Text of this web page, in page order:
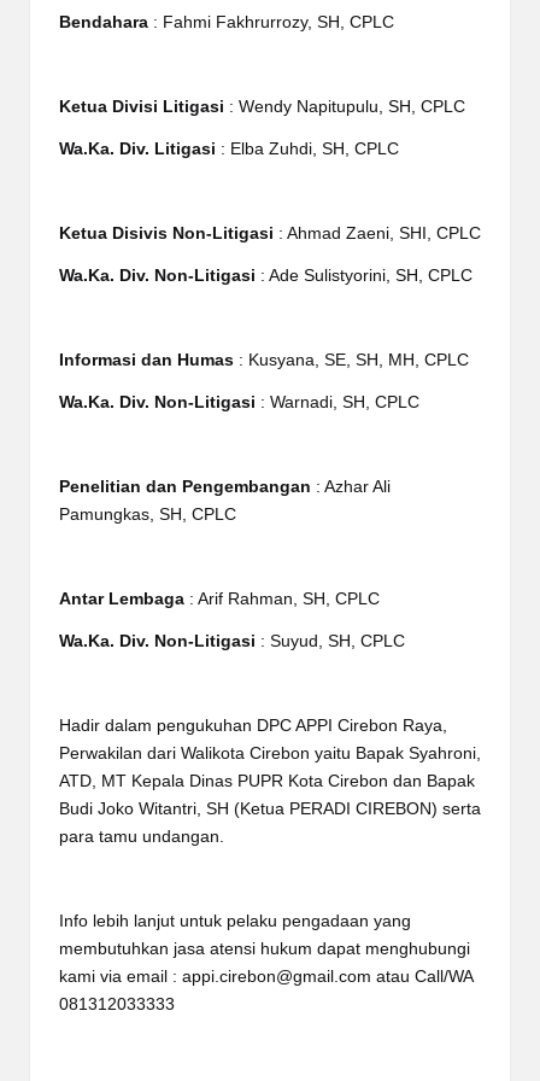
Bendahara : Fahmi Fakhrurrozy, SH, CPLC
Ketua Divisi Litigasi : Wendy Napitupulu, SH, CPLC
Wa.Ka. Div. Litigasi : Elba Zuhdi, SH, CPLC
Ketua Disivis Non-Litigasi : Ahmad Zaeni, SHI, CPLC
Wa.Ka. Div. Non-Litigasi : Ade Sulistyorini, SH, CPLC
Informasi dan Humas : Kusyana, SE, SH, MH, CPLC
Wa.Ka. Div. Non-Litigasi : Warnadi, SH, CPLC
Penelitian dan Pengembangan : Azhar Ali
Pamungkas, SH, CPLC
Antar Lembaga : Arif Rahman, SH, CPLC
Wa.Ka. Div. Non-Litigasi : Suyud, SH, CPLC
Hadir dalam pengukuhan DPC APPI Cirebon Raya,
Perwakilan dari Walikota Cirebon yaitu Bapak Syahroni,
ATD, MT Kepala Dinas PUPR Kota Cirebon dan Bapak
Budi Joko Witantri, SH (Ketua PERADI CIREBON) serta
para tamu undangan.
Info lebih lanjut untuk pelaku pengadaan yang
membutuhkan jasa atensi hukum dapat menghubungi
kami via email : appi.cirebon@gmail.com atau Call/WA
081312033333